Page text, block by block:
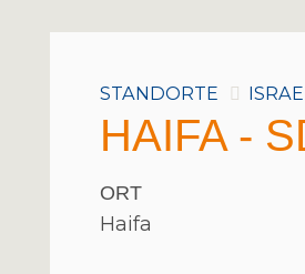
STANDORTE
HAIFA -
ORT
Haifa